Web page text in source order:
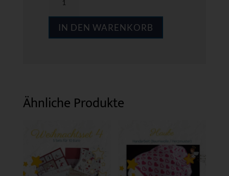
Weinrot
IN DEN WARENKORB
Ähnliche Produkte